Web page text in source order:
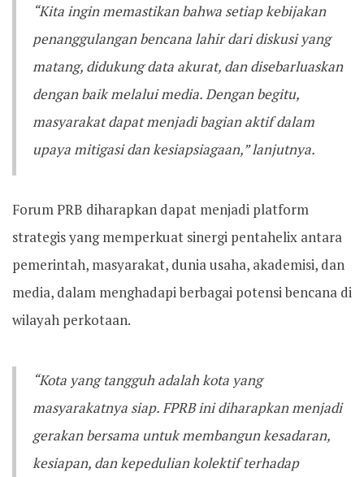
“Kita ingin memastikan bahwa setiap kebijakan
penanggulangan bencana lahir dari diskusi yang
matang, didukung data akurat, dan disebarluaskan
dengan baik melalui media. Dengan begitu,
masyarakat dapat menjadi bagian aktif dalam
upaya mitigasi dan kesiapsiagaan,” lanjutnya.
Forum PRB diharapkan dapat menjadi platform
strategis yang memperkuat sinergi pentahelix antara
pemerintah, masyarakat, dunia usaha, akademisi, dan
media, dalam menghadapi berbagai potensi bencana di
wilayah perkotaan.
“Kota yang tangguh adalah kota yang
masyarakatnya siap. FPRB ini diharapkan menjadi
gerakan bersama untuk membangun kesadaran,
kesiapan, dan kepedulian kolektif terhadap